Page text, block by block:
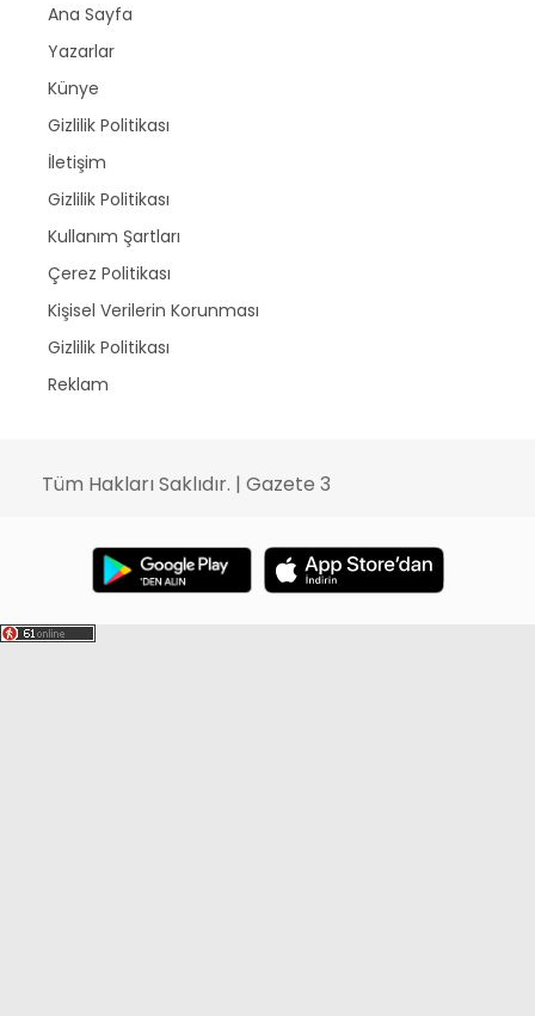
Ana Sayfa
Yazarlar
Künye
Gizlilik Politikası
İletişim
Gizlilik Politikası
Kullanım Şartları
Çerez Politikası
Kişisel Verilerin Korunması
Gizlilik Politikası
Reklam
Tüm Hakları Saklıdır. | Gazete 3